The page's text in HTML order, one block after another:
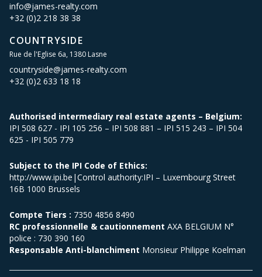
info@james-realty.com
+32 (0)2 218 38 38
COUNTRYSIDE
Rue de l'Eglise 6a, 1380 Lasne
countryside@james-realty.com
+32 (0)2 633 18 18
Authorised intermediary real estate agents – Belgium:
IPI 508 627 - IPI 105 256 – IPI 508 881 – IPI 515 243 – IPI 504
625 - IPI 505 779
Subject to the IPI Code of Ethics:
http://www.ipi.be|Control authority:IPI – Luxembourg Street
16B 1000 Brussels
Compte Tiers : 7350 4856 8490
RC professionnelle & cautionnement AXA BELGIUM N°
police : 730 390 160
Responsable Anti-blanchiment Monsieur Philippe Koelman